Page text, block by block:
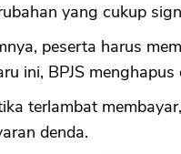
yang cukup
peserta harus
ini, BPJS
terlambat
denda.